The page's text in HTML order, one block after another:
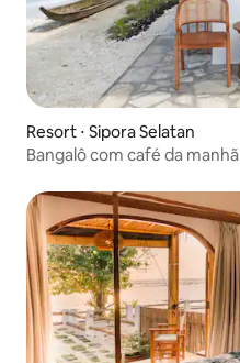
Resort ⋅ Sipora Selatan
Bangalô com café da manhã